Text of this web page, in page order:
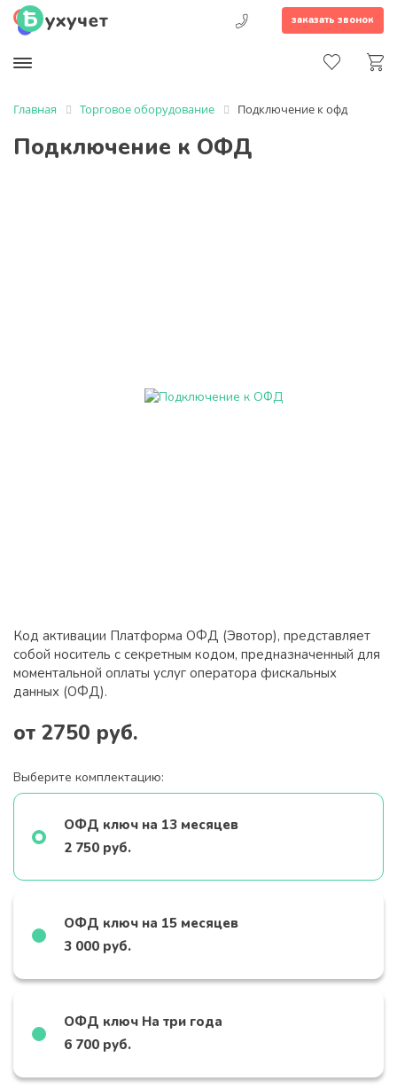
заказать звонок
Главная Торговое оборудование Подключение к офд
Подключение к ОФД
Код активации Платформа ОФД (Эвотор), представляет
собой носитель с секретным кодом, предназначенный для
моментальной оплаты услуг оператора фискальных
данных (ОФД).
от 2750 руб.
Выберите комплектацию:
ОФД ключ на 13 месяцев
2 750 руб.
ОФД ключ на 15 месяцев
3 000 руб.
ОФД ключ На три года
6 700 руб.